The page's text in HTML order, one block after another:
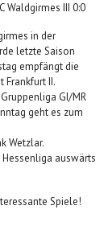
Waldgirmes III 0:0
in der
letzte Saison
empfängt die
Frankfurt II.
GI/MR
geht es zum
Wetzlar.
auswärts
Spiele!